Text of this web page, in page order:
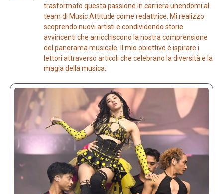
trasformato questa passione in carriera unendomi al
team di Music Attitude come redattrice. Mi realizzo
scoprendo nuovi artisti e condividendo storie
avvincenti che arricchiscono la nostra comprensione
del panorama musicale. Il mio obiettivo è ispirare i
lettori attraverso articoli che celebrano la diversità e la
magia della musica.